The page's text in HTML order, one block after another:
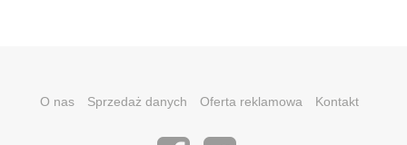
O nas Sprzedaż danych Oferta reklamowa Kontakt